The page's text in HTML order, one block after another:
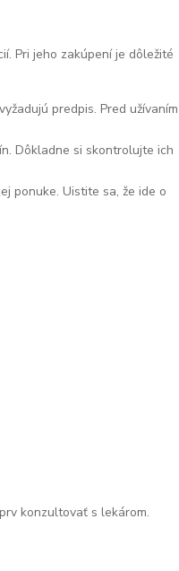
Pri jeho zakúpení je dôležité
predpis. Pred užívaním
Dôkladne si skontrolujte ich
ponuke. Uistite sa, že ide o
konzultovať s lekárom.